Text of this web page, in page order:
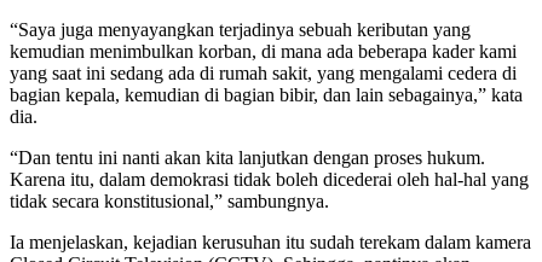
“Saya juga menyayangkan terjadinya sebuah keributan yang
kemudian menimbulkan korban, di mana ada beberapa kader kami
yang saat ini sedang ada di rumah sakit, yang mengalami cedera di
bagian kepala, kemudian di bagian bibir, dan lain sebagainya,” kata
dia.
“Dan tentu ini nanti akan kita lanjutkan dengan proses hukum.
Karena itu, dalam demokrasi tidak boleh dicederai oleh hal-hal yang
tidak secara konstitusional,” sambungnya.
Ia menjelaskan, kejadian kerusuhan itu sudah terekam dalam kamera